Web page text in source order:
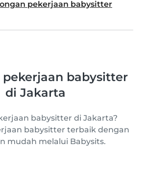
pekerjaan babysitter
pekerjaan babysitter
di Jakarta
babysitter di Jakarta?
babysitter terbaik dengan
mudah melalui Babysits.